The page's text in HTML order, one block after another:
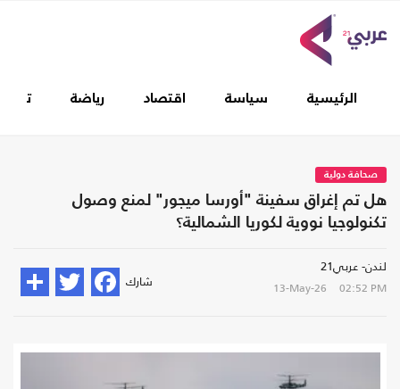
الرئيسية سياسة اقتصاد رياضة
صحافة دولية
هل تم إغراق سفينة "أورسا ميجور" لمنع وصول
تكنولوجيا نووية لكوريا الشمالية؟
لندن- عربي21
13-May-26 02:52 PM شارك